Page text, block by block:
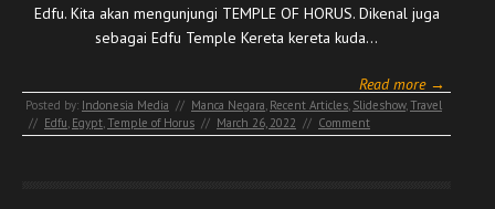
Edfu. Kita akan mengunjungi TEMPLE OF HORUS. Dikenal juga
sebagai Edfu Temple Kereta kereta kuda…
Read more →
Posted by: Indonesia Media // Manca Negara Recent Articles Slideshow, Travel
// Edfu Egypt Temple of Horus // March 26, 2022 // Comment